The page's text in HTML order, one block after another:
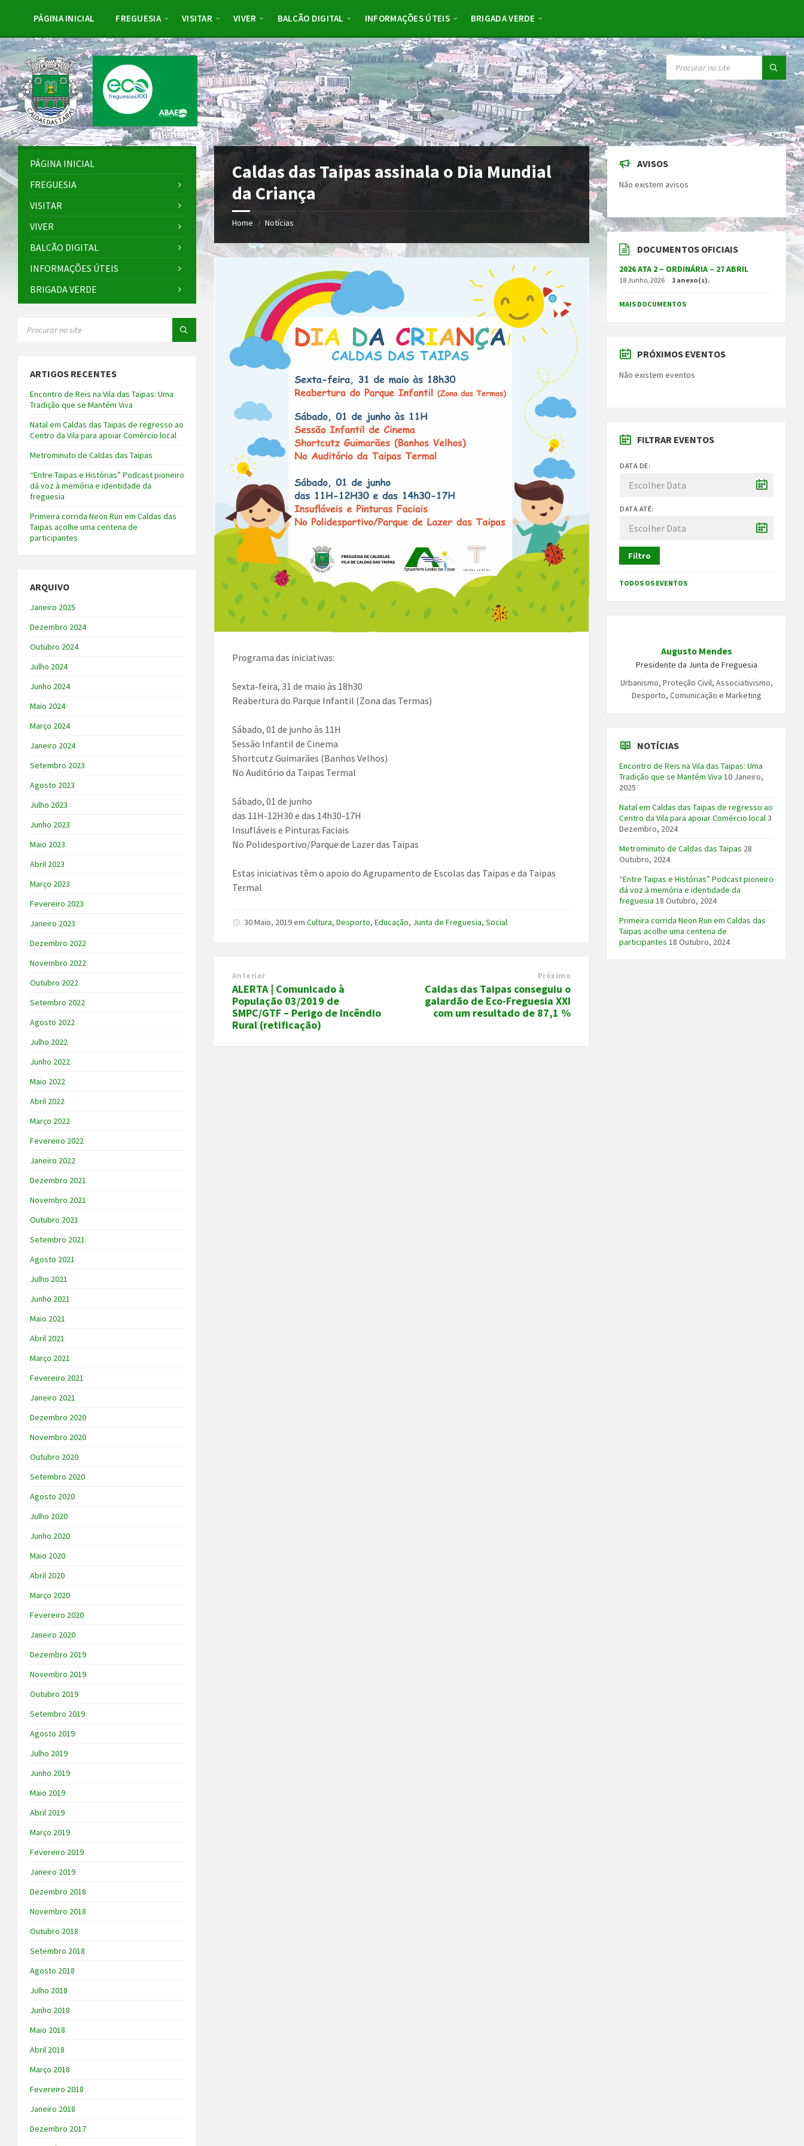
sidebar
sidebar
PÁGINA INICIAL FREGUESIA VISITAR VIVER BALCÃO DIGITAL INFORMAÇÕES ÚTEIS BRIGADA VERDE
SEARCH:
Caldas das Taipas assinala o Dia Mundial
da Criança
Home / Notícias
Programa das iniciativas:
Sexta-feira, 31 de maio às 18h30
Reabertura do Parque Infantil (Zona das Termas)
Sábado, 01 de junho às 11H
Sessão Infantil de Cinema
Shortcutz Guimarães (Banhos Velhos)
No Auditório da Taipas Termal
Sábado, 01 de junho
das 11H-12H30 e das 14h30-17H
Insufláveis e Pinturas Faciais
No Polidesportivo/Parque de Lazer das Taipas
Estas iniciativas têm o apoio do Agrupamento de Escolas das Taipas e da Taipas
Termal
30 Maio, 2019emCultura,Desporto,Educação, Junta de Freguesia,Social
Anterior
ALERTA | Comunicado à
População 03/2019 de
SMPC/GTF – Perigo de Incêndio
Rural (retificação)
Próximo
Caldas das Taipas conseguiu o
galardão de Eco-Freguesia XXI
com um resultado de 87,1 %
PÁGINA INICIAL
FREGUESIA
VISITAR
VIVER
BALCÃO DIGITAL
INFORMAÇÕES ÚTEIS
BRIGADA VERDE
ARTIGOS RECENTES
Encontro de Reis na Vila das Taipas: Uma
Tradição que se Mantém Viva
Natal em Caldas das Taipas de regresso ao
Centro da Vila para apoiar Comércio local
Metrominuto de Caldas das Taipas
“Entre Taipas e Histórias” Podcast pioneiro
dá voz à memória e identidade da
freguesia
Primeira corrida Neon Run em Caldas das
Taipas acolhe uma centena de
participantes
ARQUIVO
Janeiro 2025
Dezembro 2024
Outubro 2024
Julho 2024
Junho 2024
Maio 2024
Março 2024
Janeiro 2024
Setembro 2023
Agosto 2023
Julho 2023
Junho 2023
Maio 2023
Abril 2023
Março 2023
Fevereiro 2023
Janeiro 2023
Dezembro 2022
Novembro 2022
Outubro 2022
Setembro 2022
Agosto 2022
Julho 2022
Junho 2022
Maio 2022
Abril 2022
Março 2022
Fevereiro 2022
Janeiro 2022
Dezembro 2021
Novembro 2021
Outubro 2021
Setembro 2021
Agosto 2021
Julho 2021
Junho 2021
Maio 2021
Abril 2021
Março 2021
Fevereiro 2021
Janeiro 2021
Dezembro 2020
Novembro 2020
Outubro 2020
Setembro 2020
Agosto 2020
Julho 2020
Junho 2020
Maio 2020
Abril 2020
Março 2020
Fevereiro 2020
Janeiro 2020
Dezembro 2019
Novembro 2019
Outubro 2019
Setembro 2019
Agosto 2019
Julho 2019
Junho 2019
Maio 2019
Abril 2019
Março 2019
Fevereiro 2019
Janeiro 2019
Dezembro 2018
Novembro 2018
Outubro 2018
Setembro 2018
Agosto 2018
Julho 2018
Junho 2018
Maio 2018
Abril 2018
Março 2018
Fevereiro 2018
Janeiro 2018
Dezembro 2017
AVISOS
Não existem avisos
DOCUMENTOS OFICIAIS
2026 ATA 2 – ORDINÁRIA – 27 ABRIL
18 Junho, 2026 1 anexo(s).
MAIS DOCUMENTOS
PRÓXIMOS EVENTOS
Não existem eventos
FILTRAR EVENTOS
DATA DE:
DATA ATÉ:
Filtro
TODOS OS EVENTOS
Augusto Mendes
Presidente da Junta de Freguesia
Urbanismo, Proteção Civil, Associativismo,
Desporto, Comunicação e Marketing
NOTÍCIAS
Encontro de Reis na Vila das Taipas: Uma
Tradição que se Mantém Viva 10 Janeiro,
2025
Natal em Caldas das Taipas de regresso ao
Centro da Vila para apoiar Comércio local3
Dezembro, 2024
Metrominuto de Caldas das Taipas 28
Outubro, 2024
“Entre Taipas e Histórias” Podcast pioneiro
dá voz à memória e identidade da
freguesia 18 Outubro, 2024
Primeira corrida Neon Run em Caldas das
Taipas acolhe uma centena de
participantes 18 Outubro, 2024